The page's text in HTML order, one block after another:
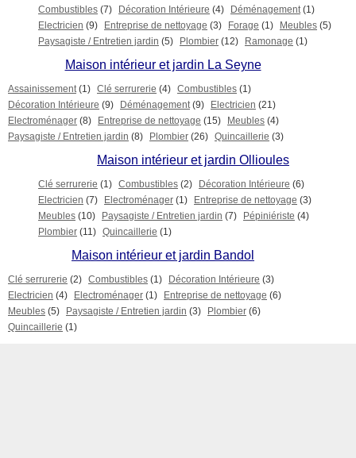
Combustibles (7) Décoration Intérieure (4) Déménagement (1)
Electricien (9) Entreprise de nettoyage (3) Forage (1) Meubles (5)
Paysagiste / Entretien jardin (5) Plombier (12) Ramonage (1)
Maison intérieur et jardin La Seyne
Assainissement (1) Clé serrurerie (4) Combustibles (1)
Décoration Intérieure (9) Déménagement (9) Electricien (21)
Electroménager (8) Entreprise de nettoyage (15) Meubles (4)
Paysagiste / Entretien jardin (8) Plombier (26) Quincaillerie (3)
Maison intérieur et jardin Ollioules
Clé serrurerie (1) Combustibles (2) Décoration Intérieure (6)
Electricien (7) Electroménager (1) Entreprise de nettoyage (3)
Meubles (10) Paysagiste / Entretien jardin (7) Pépiniériste (4)
Plombier (11) Quincaillerie (1)
Maison intérieur et jardin Bandol
Clé serrurerie (2) Combustibles (1) Décoration Intérieure (3)
Electricien (4) Electroménager (1) Entreprise de nettoyage (6)
Meubles (5) Paysagiste / Entretien jardin (3) Plombier (6)
Quincaillerie (1)